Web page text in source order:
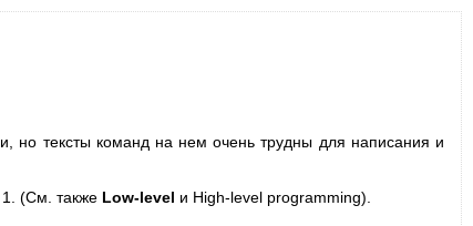
но тексты команд на нем очень трудны для написания и
1. (См. также Low-level и High-level programming).